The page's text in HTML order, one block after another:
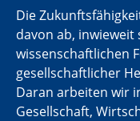
Die
davon ab, inwieweit
wissenschaftlichen
gesellschaftlicher
Daran arbeiten wir
Gesellschaft,